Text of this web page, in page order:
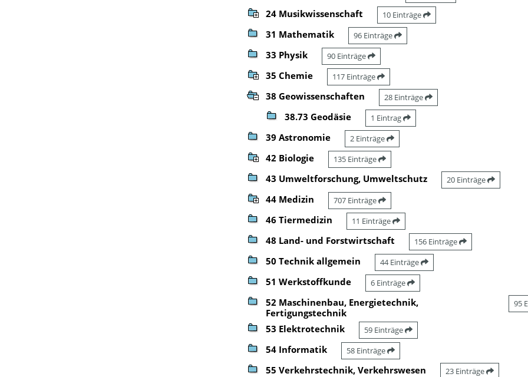
24 Musikwissenschaft 10 Einträge
31 Mathematik 96 Einträge
33 Physik 90 Einträge
35 Chemie 117 Einträge
38 Geowissenschaften 28 Einträge
38.73 Geodäsie 1 Eintrag
39 Astronomie 2 Einträge
42 Biologie 135 Einträge
43 Umweltforschung, Umweltschutz 20 Einträge
44 Medizin 707 Einträge
46 Tiermedizin 11 Einträge
48 Land- und Forstwirtschaft 156 Einträge
50 Technik allgemein 44 Einträge
51 Werkstoffkunde 6 Einträge
52 Maschinenbau, Energietechnik,
Fertigungstechnik
95
53 Elektrotechnik 59 Einträge
54 Informatik 58 Einträge
55 Verkehrstechnik, Verkehrswesen 23 Einträge